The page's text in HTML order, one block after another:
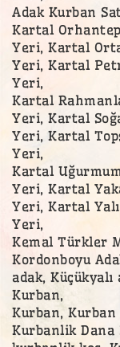
Adak Kurban
Kartal
Yeri, Kartal
Yeri, Kartal
Yeri,
Kartal
Yeri, Kartal
Yeri, Kartal
Yeri,
Kartal
Yeri, Kartal
Yeri, Kartal
Yeri,
Kemal Türkler
Kordonboyu
adak,
Kurban,
Kurban, Kurban
Kurbanlik